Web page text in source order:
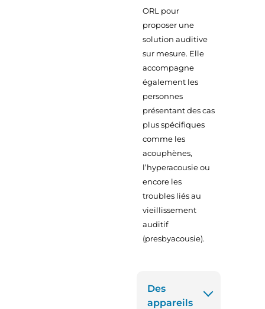
ORL pour
proposer une
solution auditive
sur mesure. Elle
accompagne
également les
personnes
présentant des cas
plus spécifiques
comme les
acouphènes,
l’hyperacousie ou
encore les
troubles liés au
vieillissement
auditif
(presbyacousie).
Des
appareils